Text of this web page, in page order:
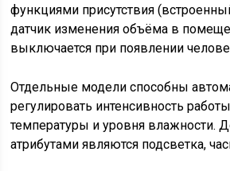
функциями присутствия
датчик изменения объёма в
выключается при появлении
Отдельные модели способны
регулировать интенсивность
температуры и уровня влажности.
атрибутами являются подсветка,